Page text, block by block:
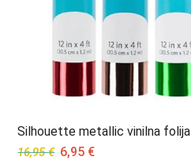
Silhouette metallic vinilna folija
16,95€ Original
6,95 €Current